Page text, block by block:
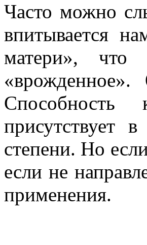
Часто можно
впитывается
матери», что
«врожденное».
Способность
присутствует в
степени. Но
если не
применения.